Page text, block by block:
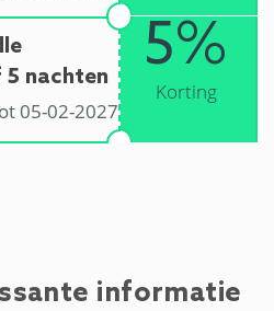
5 nachten
05-02-2027
5%
Korting
informatie